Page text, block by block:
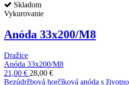
Skladom
Vykurovanie
Anóda 33x200/M8
Dražice
Anóda 33x200/M8
21,00 € 28,00 €
Bezúdržbová horčíková anóda s